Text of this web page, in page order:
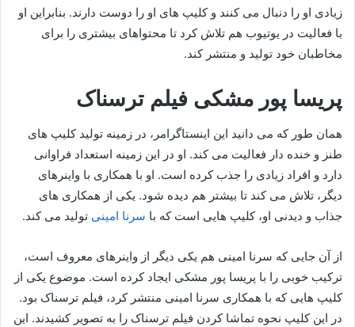
زیادی او را دنبال می کنند و کلیپ های او را دوست دارند. بنابراین او
با فعالیت در یوتیوب هم تلاش کرد تا محتواهای بیشتری را برای
مخاطبان خود تولید و منتشر کند.
پریسا پور مشکی فیلم ترسناک
همان طور که می دانید این اینستاگرامر، در زمینه تولید کلیپ های
طنز و خنده دار فعالیت می کند. او در این زمینه استعداد فراوانی
دارد و افراد زیادی را جذب کرده است. او با همکاری با واینرهای
دیگر، تلاش می کند تا بیشتر هم دیده شود. یکی از همکاری های
جذاب و دیدنی او، کلیپ هایی است که با سرنا امینی تولید می کند.
از آن جایی که سرنا امینی هم یکی دیگر از واینرهای معروف است،
ترکیب خوبی را با پریسا پور مشکی ایجاد کرده است. موضوع یکی از
کلیپ هایی که با همکاری سرنا امینی منتشر کرد، فیلم ترسناک بود.
در این کلیپ نحوه تماشا کردن فیلم ترسناک را به تصویر کشیدند. این